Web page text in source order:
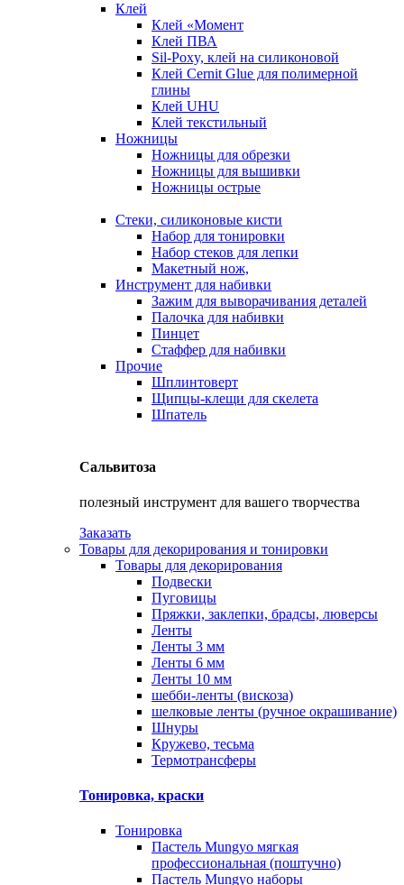
Клей
Клей «Момент
Клей ПВА
Sil-Poxy, клей на силиконовой
Клей Cernit Glue для полимерной
глины
Клей UHU
Клей текстильный
Ножницы
Ножницы для обрезки
Ножницы для вышивки
Ножницы острые
Стеки, силиконовые кисти
Набор для тонировки
Набор стеков для лепки
Макетный нож,
Инструмент для набивки
Зажим для выворачивания деталей
Палочка для набивки
Пинцет
Стаффер для набивки
Прочие
Шплинтоверт
Щипцы-клещи для скелета
Шпатель
Сальвитоза
полезный инструмент для вашего творчества
Заказать
Товары для декорирования и тонировки
Товары для декорирования
Подвески
Пуговицы
Пряжки, заклепки, брадсы, люверсы
Ленты
Ленты 3 мм
Ленты 6 мм
Ленты 10 мм
шебби-ленты (вискоза)
шелковые ленты (ручное окрашивание)
Шнуры
Кружево, тесьма
Термотрансферы
Тонировка, краски
Тонировка
Пастель Mungyo мягкая
профессиональная (поштучно)
Пастель Mungyo наборы